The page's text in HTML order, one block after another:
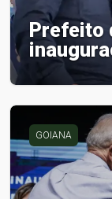
Prefeito
GOIANA